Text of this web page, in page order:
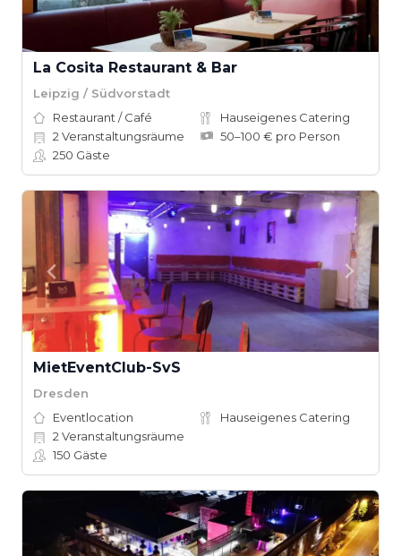
La Cosita Restaurant & Bar
Leipzig / Südvorstadt
Restaurant / Café
Hauseigenes Catering
2 Veranstaltungsräume
50–100 € pro Person
250 Gäste
MietEventClub-SvS
Dresden
Eventlocation
Hauseigenes Catering
2 Veranstaltungsräume
150 Gäste